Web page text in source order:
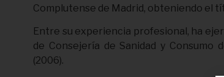
Complutense de Madrid, obteniendo el
Entre su experiencia profesional, ha
de Consejería de Sanidad y Consumo
(2006).